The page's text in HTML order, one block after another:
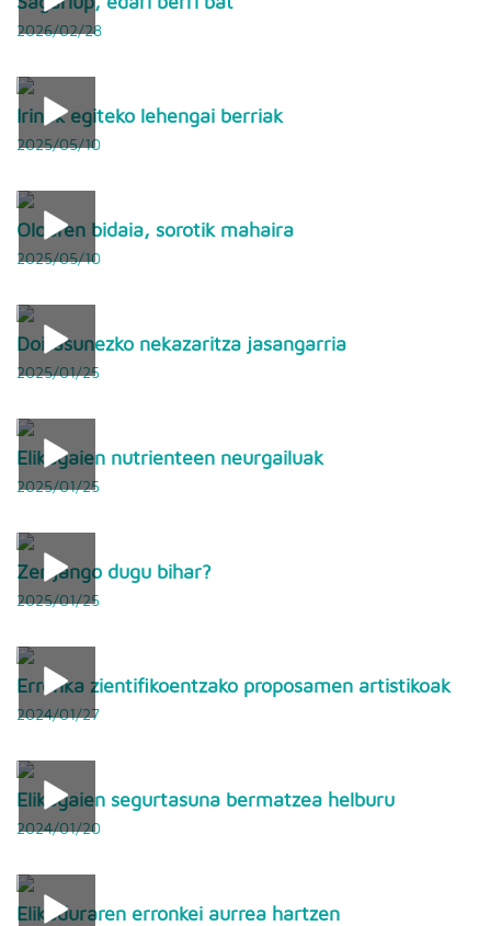
2026/02/28
Irinak egiteko lehengai berriak
2025/05/10
Oloaren bidaia, sorotik mahaira
2025/05/10
Doitasunezko nekazaritza jasangarria
2025/01/25
Elikagaien nutrienteen neurgailuak
2025/01/25
Zer jango dugu bihar?
2025/01/25
Erronka zientifikoentzako proposamen artistikoak
2024/01/27
Elikagaien segurtasuna bermatzea helburu
2024/01/20
Elikaduraren erronkei aurrea hartzen